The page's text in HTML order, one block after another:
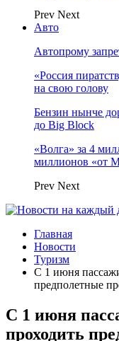
Prev Next
Авто
Автопрому
«Россия
на свою голову
Бензин нынче
до Big Block
«Волга» за 4
миллионов «от
Prev Next
Главная
Новости
Туризм
С 1 июня
предполетные
С 1 июня
проходить